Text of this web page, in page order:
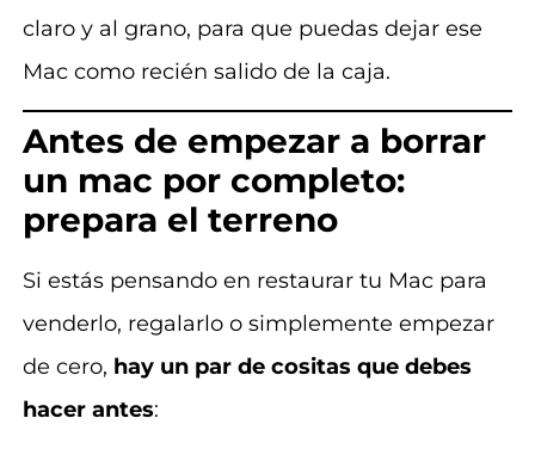
claro y al grano, para que puedas dejar ese
Mac como recién salido de la caja.
Antes de empezar a borrar
un mac por completo:
prepara el terreno
Si estás pensando en restaurar tu Mac para
venderlo, regalarlo o simplemente empezar
de cero, hay un par de cositas que debes
hacer antes: